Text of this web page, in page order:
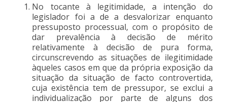
No tocante à legitimidade, a intenção do
legislador foi a de a desvalorizar enquanto
pressuposto processual, com o propósito de
dar prevalência à decisão de mérito
relativamente à decisão de pura forma,
circunscrevendo as situações de ilegitimidade
àqueles casos em que da própria exposição da
situação da situação de facto controvertida,
cuja existência tem de pressupor, se exclui a
individualização por parte de alguns dos